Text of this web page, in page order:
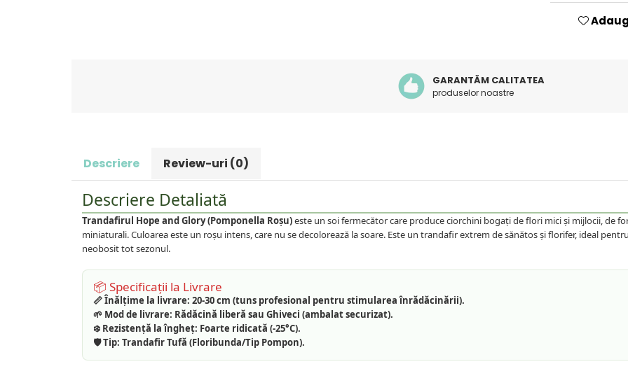
GARANTĂM CALITATEA
produselor noastre
Descriere Review-uri (0)
Descriere Detaliată
Trandafirul Hope and Glory (Pomponella Roșu)este un soi fermecător care produce ciorchini bogați de flori mici și mijlocii, de
miniaturali. Culoarea este un roșu intens, care nu se decolorează la soare. Este un trandafir extrem de sănătos și florifer, ideal
neobosit tot sezonul.
📦 Specificații la Livrare
📏 Înălțime la livrare: 20-30 cm (tuns profesional pentru stimularea înrădăcinării).
🌱 Mod de livrare: Rădăcină liberă sau Ghiveci (ambalat securizat).
❄️ Rezistență la îngheț: Foarte ridicată (-25°C).
🛡️ Tip: Trandafir Tufă (Floribunda/Tip Pompon).